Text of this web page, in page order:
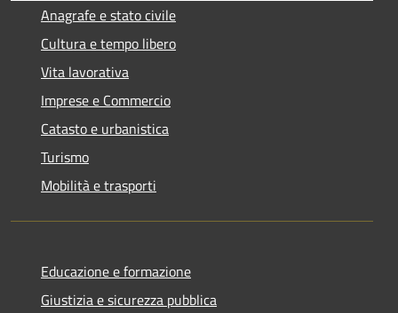
Anagrafe e stato civile
Cultura e tempo libero
Vita lavorativa
Imprese e Commercio
Catasto e urbanistica
Turismo
Mobilità e trasporti
Educazione e formazione
Giustizia e sicurezza pubblica